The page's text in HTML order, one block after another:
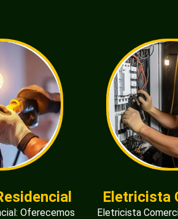
Oferecemos
Eletricista
Eletricista